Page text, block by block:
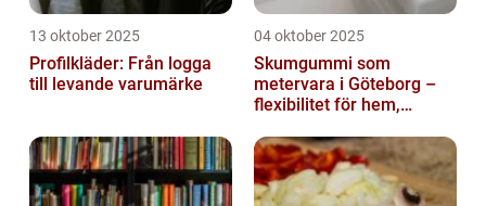
13 oktober 2025
Profilkläder: Från logga
till levande varumärke
04 oktober 2025
Skumgummi som
metervara i Göteborg –
flexibilitet för hem,